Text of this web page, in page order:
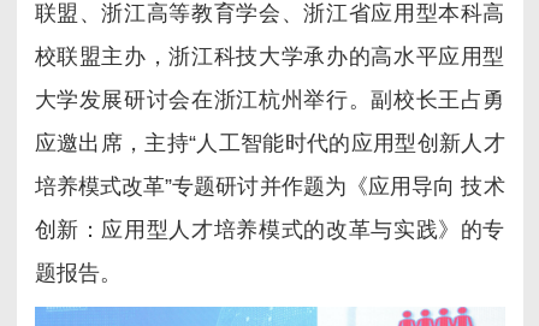
联盟、浙江高等教育学会、浙江省应用型本科高
校联盟主办，浙江科技大学承办的高水平应用型
大学发展研讨会在浙江杭州举行。副校长王占勇
应邀出席，主持“人工智能时代的应用型创新人才
培养模式改革”专题研讨并作题为《应用导向 技术
创新：应用型人才培养模式的改革与实践》的专
题报告。